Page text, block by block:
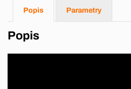
Popis Parametry
Popis